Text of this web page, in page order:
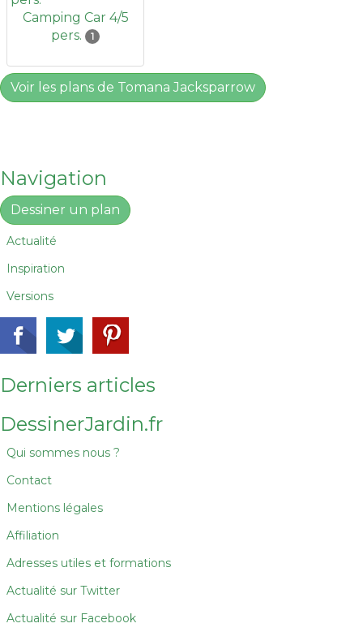
Camping Car 4/5
pers.
1
Voir les plans de Tomana Jacksparrow
Navigation
Dessiner un plan
Actualité
Inspiration
Versions
Derniers articles
DessinerJardin.fr
Qui sommes nous ?
Contact
Mentions légales
Affiliation
Adresses utiles et formations
Actualité sur Twitter
Actualité sur Facebook